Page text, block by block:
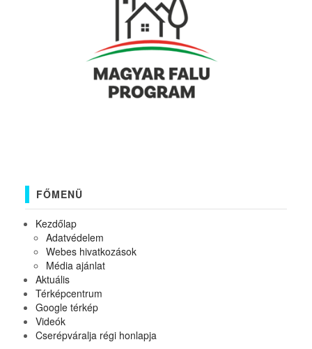
FŐMENÜ
Kezdőlap
Adatvédelem
Webes hivatkozások
Média ajánlat
Aktuális
Térképcentrum
Google térkép
Videók
Cserépváralja régi honlapja